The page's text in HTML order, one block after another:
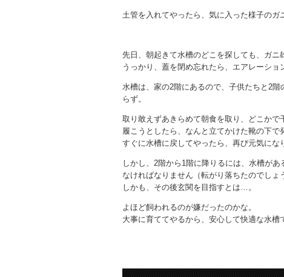
土管を入れてやったら、気に入った様子のガ
先日、朝起きて水槽のどこを探しても、ガニ
うっかり、蓋を閉め忘れたら、エアレーショ
水槽は、家の2階にあるので、子供たちと2
らず。
取り敢えずあきらめて朝食を取り、どこか
履こうとしたら、なんと立てかけた靴の下で
すぐに水槽に戻してやったら、再び元気にな
しかし、2階から1階に降りるには、水槽が
なければなりません（転がり落ちたのでしょ
しかも、その後玄関を目指すとは…。
よほど飼われるのが嫌だったのかな。
大事に育ててやるから、安心して快適な水槽